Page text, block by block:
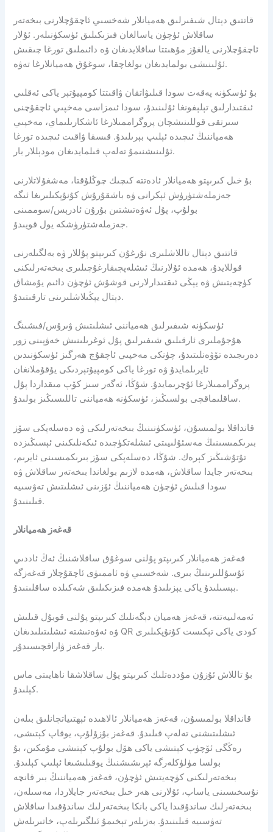
قاتتىق دېتال شىفىرلىق ھەميانلار شەخسىي ئاچقۇچلارنى بىخەتەر
ساقلاش ئۈچۈن ياسالغان فىزىكىلىق ئۈسكۈنىلەر. ئۇلار
ئاچقۇچلارنى يالغۇز مۇھىتتا ساقلايدىغان ۋە دائىملىق تورغا چىقىش
ئۇلىنىشى بولمايدىغان بولغاچقا، سوغۇق ھەميانلارغا تەۋە.
بۇ ئۈسكۈنە پەقەت سودا قىلىۋاتقان ۋاقىتتا كومپيۇتېر ياكى ئەقلىي
ئىقتىدارلىق تېلېفونغا ئۇلىنىدۇ، سودا ئىمزاسى مەخپىي ئاچقۇچنى
سىرتقى قوللىنىشچان پروگراممىلارغا ئاشكارىلىماي، مەخپىي
ھەمياننىڭ ئىچىدە ئېلىپ بېرىلىدۇ. قىسقا ۋاقىت ئىچىدە تورغا
ئۇلىنىشنىمۇ تەلەپ قىلمايدىغان مودېللار بار.
بۇ خىل كىرىپتو ھەميانلار ئادەتتە كىچىك چوڭلۇقتا، مەشغۇلاتلارنى
جەزملەشتۈرۈش ئېكرانى ۋە باشقۇرۇش كۇنۇپكىلىرىغا ئىگە
بولۇپ، پۇل ئەۋەتىشتىن بۇرۇن ئادرېس/سوممىنى
جەزملەشتۈرۈشكە يول قويىدۇ.
قاتتىق دېتال تاللاشلىرى نۇرغۇن كىرىپتو پۇللار ۋە بەلگىلەرنى
قوللايدۇ، ھەمدە ئۇلارنىڭ ئىشلەپچىقارغۇچىلىرى بىخەتەرلىكنى
كۈچەيتىش ۋە يېڭى ئىقتىدارلارنى قوشۇش ئۈچۈن دائىم يۇمشاق
دېتال يېڭىلاشلىرىنى تارقىتىدۇ.
ئۈسكۈنە شىفىرلىق ھەمياننى ئىشلىتىش ۋىرۇس/فىشىنگ
ھۇجۇملىرى ئارقىلىق شىفىرلىق پۇل ئوغرىلىنىش خەۋپىنى زور
دەرىجىدە تۆۋەنلىتىدۇ، چۈنكى مەخپىي ئاچقۇچ ھەرگىز ئۈسكۈنىدىن
ئايرىلمايدۇ ۋە تورغا ياكى كومپيۇتېردىكى يۇقۇملانغان
پروگراممىلارغا ئۇچرىمايدۇ. شۇڭا، ئەگەر سىز كۆپ مىقداردا پۇل
ساقلىماقچى بولسىڭىز، ئۈسكۈنە ھەمياننى تاللىسىڭىز بولىدۇ.
قانداقلا بولمىسۇن، ئۈسكۈنىنىڭ بىخەتەرلىكى ۋە دەسلەپكى سۆز
بىرىكمىسىنىڭ مەسئۇلىيىتى ئىشلەتكۈچىدە ئىكەنلىكىنى ئېسىڭىزدە
تۇتۇشىڭىز كېرەك. شۇڭا، دەسلەپكى سۆز بىرىكمىسىنى ئايرىم،
بىخەتەر جايدا ساقلاش، ھەمدە لازىم بولغاندا بىخەتەر ساقلاش ۋە
سودا قىلىش ئۈچۈن ھەمياننىڭ ئۆزىنى ئىشلىتىش تەۋسىيە
قىلىنىدۇ.
قەغەز ھەميانلار
قەغەز ھەميانلار كىرىپتو پۇلنى سوغۇق ساقلاشنىڭ ئەڭ ئاددىي
ئۇسۇللىرىنىڭ بىرى. شەخسىي ۋە ئاممىۋى ئاچقۇچلار قەغەزگە
بېسىلىدۇ ياكى يېزىلىدۇ ھەمدە فىزىكىلىق شەكىلدە ساقلىنىدۇ.
ئەمەلىيەتتە، قەغەز ھەميان دېگەنلىك كىرىپتو پۇلنى قوبۇل قىلىش
ۋە ئەۋەتىشتە ئىشلىتىلىدىغان QR كودى ياكى تېكىست كۇنۇپكىلىرى
بار قەغەز ۋاراقچىسىدۇر.
بۇ تاللاش ئۇزۇن مۇددەتلىك كىرىپتو پۇل ساقلاشقا ناھايىتى ماس
كېلىدۇ.
قانداقلا بولمىسۇن، قەغەز ھەميانلار ئالاھىدە ئېھتىياتچانلىق بىلەن
ئىشلىتىشنى تەلەپ قىلىدۇ. قەغەز بۇزۇلۇپ، يوقاپ كېتىشى،
رەڭگى ئۆچۈپ كېتىشى ياكى ھۆل بولۇپ كېتىشى مۇمكىن، بۇ
بولسا مۈلۈكلەرگە ئېرىشىشنىڭ يوقىلىشىغا ئېلىپ كېلىدۇ.
بىخەتەرلىكنى كۈچەيتىش ئۈچۈن، قەغەز ھەمياننىڭ بىر قانچە
نۇسخىسىنى ياساپ، ئۇلارنى ھەر خىل بىخەتەر جايلاردا، مەسىلەن،
بىخەتەرلىك ساندۇقىدا ياكى بانكا بىخەتەرلىك ساندۇقىدا ساقلاش
تەۋسىيە قىلىنىدۇ. بەزىلەر تېخىمۇ ئىلگىرىلەپ، خاتىرىلەش